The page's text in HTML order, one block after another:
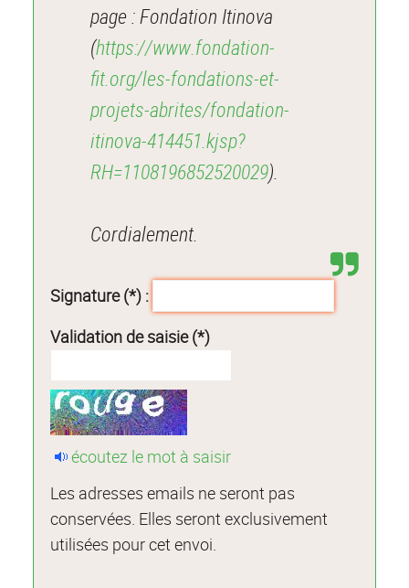
page : Fondation Itinova
(https://www.fondation-
fit.org/les-fondations-et-
projets-abrites/fondation-
itinova-414451.kjsp?
RH=1108196852520029).
Cordialement.
Signature (*) :
Validation de saisie (*)
écoutez le mot à saisir
Les adresses emails ne seront pas
conservées. Elles seront exclusivement
utilisées pour cet envoi.